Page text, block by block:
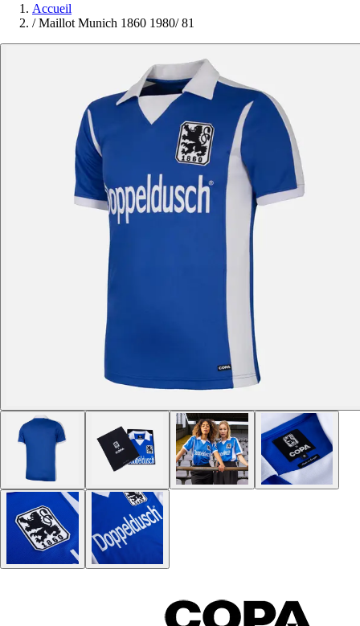
Accueil
/ Maillot Munich 1860 1980/ 81